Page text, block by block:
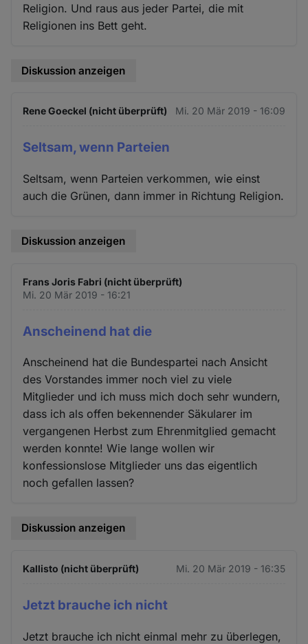
Religion. Und raus aus jeder Partei, die mit
Religionen ins Bett geht.
Diskussion anzeigen
Rene Goeckel (nicht überprüft) Mi. 20 Mär 2019 - 16:09
Seltsam, wenn Parteien
Seltsam, wenn Parteien verkommen, wie einst
auch die Grünen, dann immer in Richtung Religion.
Diskussion anzeigen
Frans Joris Fabri (nicht überprüft)
Mi. 20 Mär 2019 - 16:21
Anscheinend hat die
Anscheinend hat die Bundespartei nach Ansicht
des Vorstandes immer noch viel zu viele
Mitglieder und ich muss mich doch sehr wundern,
dass ich als offen bekennender Säkularer im
vergangenen Herbst zum Ehrenmitglied gemacht
werden konnte! Wie lange wollen wir
konfessionslose Mitglieder uns das eigentlich
noch gefallen lassen?
Diskussion anzeigen
Kallisto (nicht überprüft) Mi. 20 Mär 2019 - 16:35
Jetzt brauche ich nicht
Jetzt brauche ich nicht einmal mehr zu überlegen,